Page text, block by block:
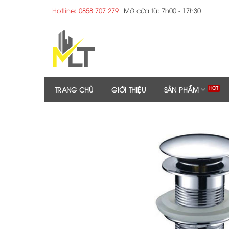
to
Hotline: 0858 707 279 Mở cửa từ: 7h00 - 17h30
TRANG CHỦ GIỚI THIỆU SẢN PHẨM